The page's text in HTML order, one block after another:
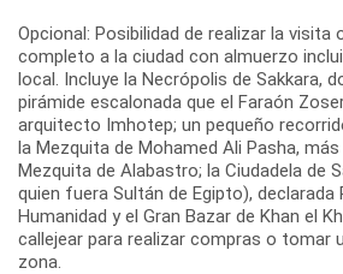
Opcional: Posibilidad de realizar la visita
completo a la ciudad con almuerzo
local. Incluye la Necrópolis de Sakkara,
pirámide escalonada que el Faraón
arquitecto Imhotep; un pequeño
la Mezquita de Mohamed Ali Pasha,
Mezquita de Alabastro; la Ciudadela de
quien fuera Sultán de Egipto), declarada
Humanidad y el Gran Bazar de Khan el
callejear para realizar compras o tomar
zona.